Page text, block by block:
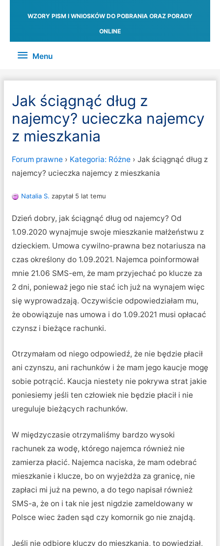
WZORY PISM I WNIOSKÓW DO POBRANIA ORAZ PORADY
ONLINE
Menu
Menu
Jak ściągnąć dług z
najemcy? ucieczka najemcy
z mieszkania
Forum prawne› Kategoria: Różne› Jak ściągnąć dług z
najemcy? ucieczka najemcy z mieszkania
Natalia S. zapytał 5 lat temu
Dzień dobry, jak ściągnąć dług od najemcy? Od
1.09.2020 wynajmuje swoje mieszkanie małżeństwu z
dzieckiem. Umowa cywilno-prawna bez notariusza na
czas określony do 1.09.2021. Najemca poinformował
mnie 21.06 SMS-em, że mam przyjechać po klucze za
2 dni, ponieważ jego nie stać ich już na wynajem więc
się wyprowadzają. Oczywiście odpowiedziałam mu,
że obowiązuje nas umowa i do 1.09.2021 musi opłacać
czynsz i bieżące rachunki.
Otrzymałam od niego odpowiedź, że nie będzie płacił
ani czynszu, ani rachunków i że mam jego kaucje mogę
sobie potrącić. Kaucja niestety nie pokrywa strat jakie
poniesiemy jeśli ten człowiek nie będzie płacił i nie
ureguluje bieżących rachunków.
W międzyczasie otrzymaliśmy bardzo wysoki
rachunek za wodę, którego najemca również nie
zamierza płacić. Najemca naciska, że mam odebrać
mieszkanie i klucze, bo on wyjeżdża za granicę, nie
zapłaci mi już na pewno, a do tego napisał również
SMS-a, że on i tak nie jest nigdzie zameldowany w
Polsce wiec żaden sąd czy komornik go nie znajdą.
Jeśli nie odbiorę kluczy do mieszkania, to powiedział,